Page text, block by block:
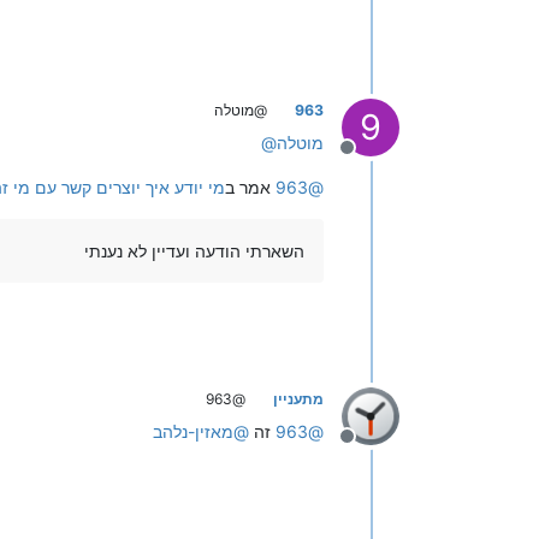
9
מנותק
963 @מוטלה
@מוטלה
@
963 אמר במי יודע איך יוצרים קשר עם מי
השארתי הודעה ועדיין לא נענתי
מנותק
מתעניין @963
@
963 זה @מאזין-נלהב